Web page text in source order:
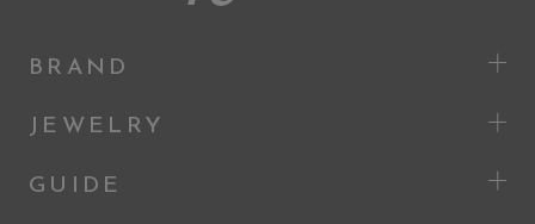
BRAND
JEWELRY
GUIDE